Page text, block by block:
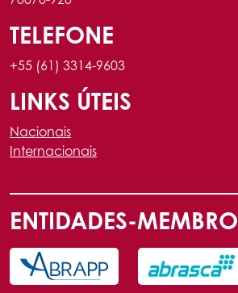
TELEFONE
+55 (61) 3314-9603
LINKS ÚTEIS
Nacionais
Internacionais
ENTIDADES-MEMBRO